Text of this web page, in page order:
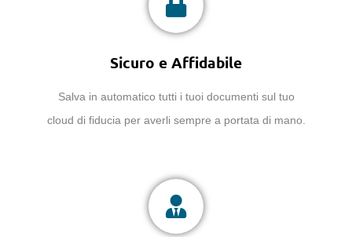
Sicuro e Affidabile
Salva in automatico tutti i tuoi documenti sul tuo
cloud di fiducia per averli sempre a portata di mano.